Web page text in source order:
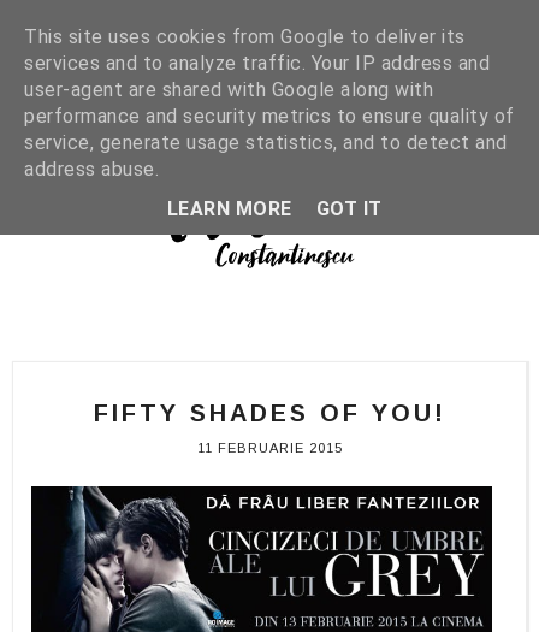
FIFTY SHADES OF YOU!
11 FEBRUARIE 2015
This site uses cookies from Google to deliver its
services and to analyze traffic. Your IP address and
user-agent are shared with Google along with
performance and security metrics to ensure quality of
service, generate usage statistics, and to detect and
address abuse.
LEARN MORE
GOT IT